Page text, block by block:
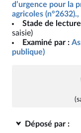
d’urgence pour la
agricoles
Stade de
saisie)
Examiné par :
publique)
Déposé par :